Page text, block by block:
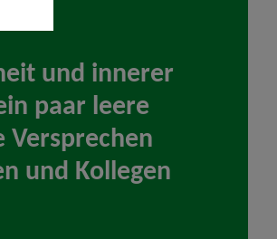
und innerer
paar leere
Versprechen
und Kollegen